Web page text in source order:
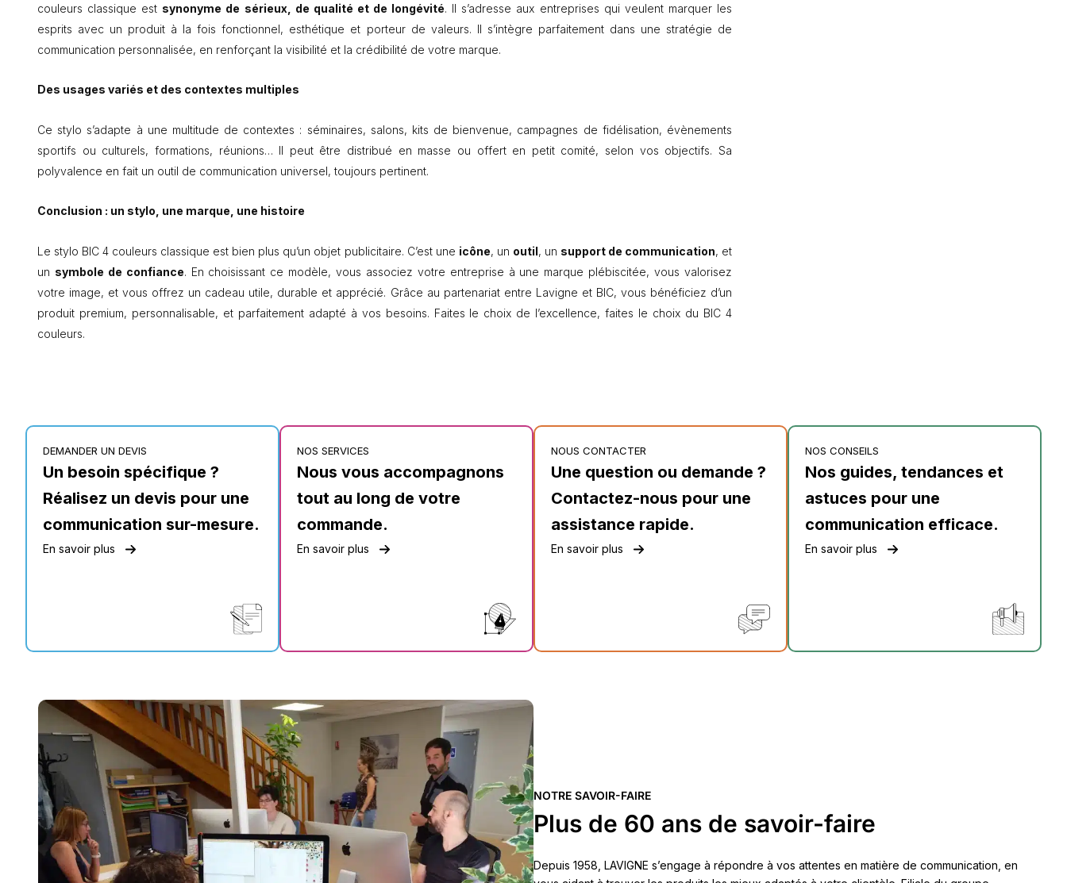
couleurs classique est synonyme de sérieux, de qualité et de longévité. Il s’adresse aux entreprises qui veulent marquer les
esprits avec un produit à la fois fonctionnel, esthétique et porteur de valeurs. Il s’intègre parfaitement dans une stratégie de
communication personnalisée, en renforçant la visibilité et la crédibilité de votre marque.
Des usages variés et des contextes multiples
Ce stylo s’adapte à une multitude de contextes : séminaires, salons, kits de bienvenue, campagnes de fidélisation, évènements
sportifs ou culturels, formations, réunions… Il peut être distribué en masse ou offert en petit comité, selon vos objectifs. Sa
polyvalence en fait un outil de communication universel, toujours pertinent.
Conclusion : un stylo, une marque, une histoire
Le stylo BIC 4 couleurs classique est bien plus qu’un objet publicitaire. C’est une icône, un outil, un support de communication, et
un symbole de confiance. En choisissant ce modèle, vous associez votre entreprise à une marque plébiscitée, vous valorisez
votre image, et vous offrez un cadeau utile, durable et apprécié. Grâce au partenariat entre Lavigne et BIC, vous bénéficiez d’un
produit premium, personnalisable, et parfaitement adapté à vos besoins. Faites le choix de l’excellence, faites le choix du BIC 4
couleurs.
DEMANDER UN DEVIS
Un besoin spécifique ?
Réalisez un devis pour une
communication sur-mesure.
En savoir plus
NOS SERVICES
Nous vous accompagnons
tout au long de votre
commande.
En savoir plus
NOUS CONTACTER
Une question ou demande ?
Contactez-nous pour une
assistance rapide.
En savoir plus
NOS CONSEILS
Nos guides, tendances et
astuces pour une
communication efficace.
En savoir plus
NOTRE SAVOIR-FAIRE
Plus de 60 ans de savoir-faire
Depuis 1958, LAVIGNE s’engage à répondre à vos attentes en matière de communication, en